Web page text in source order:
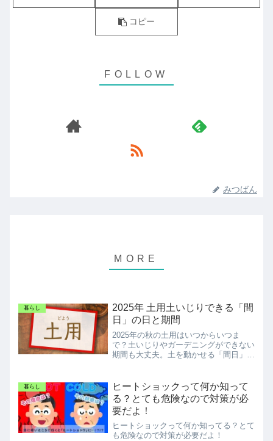
コピー
みつばん
暮らし
2025年 土用土いじりできる「間
日」の日と期間
2025年の秋の土用はいつからいつま
で？土いじりやガーデニングができない
期間も大丈夫。土を動かせる「間日」の
暮らし
ヒートショックって何か知って
る？とても危険なので対策が必
要だよ！
ヒートショックって何か知ってる？とて
も危険なので対策が必要だよ！